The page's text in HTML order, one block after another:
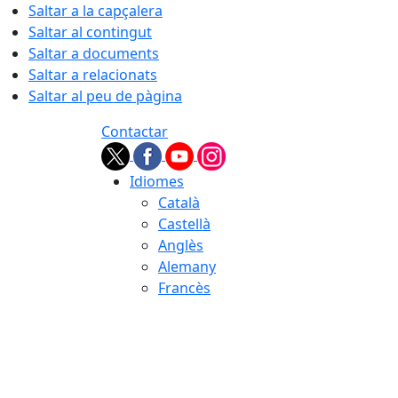
Saltar a la capçalera
Saltar al contingut
Saltar a documents
Saltar a relacionats
Saltar al peu de pàgina
Contactar
Idiomes
Català
Castellà
Anglès
Alemany
Francès